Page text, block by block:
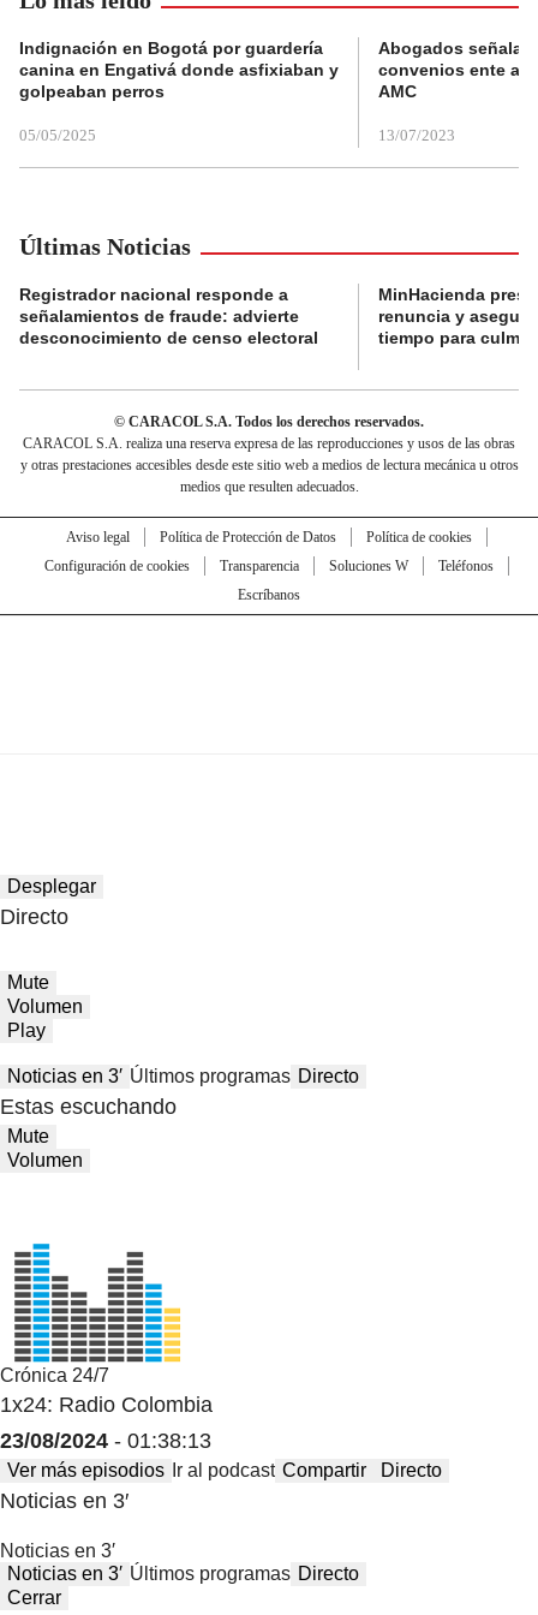
Indignación en Bogotá por guardería
canina en Engativá donde asfixiaban y
golpeaban perros
05/05/2025
Abogados
convenios ente
AMC
13/07/2023
Últimas Noticias
Registrador nacional responde a
señalamientos de fraude: advierte
desconocimiento de censo electoral
MinHacienda
renuncia y
tiempo para
© CARACOL S.A. Todos los derechos reservados.
CARACOL S.A. realiza una reserva expresa de las reproducciones y usos de las obras
y otras prestaciones accesibles desde este sitio web a medios de lectura mecánica u otros
medios que resulten adecuados.
Aviso legal Política de Protección de Datos
Política de cookies
Configuración de cookies
Transparencia Soluciones W
Teléfonos
Escríbanos
Desplegar
Directo
Mute
Volumen
Play
Noticias en 3′ Últimos programas Directo
Estas escuchando
Mute
Volumen
Crónica 24/7
1x24: Radio Colombia
23/08/2024 - 01:38:13
Ver más episodios Ir al podcast Compartir Directo
Noticias en 3′
Noticias en 3′
Noticias en 3′ Últimos programas Directo
Cerrar